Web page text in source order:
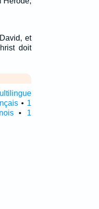
et
doit
• 1
• 1